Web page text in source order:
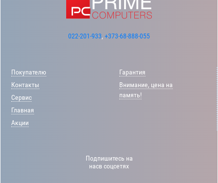
022-201-933, +373-68-888-055
Покупателю
Контакты
Сервис
Главная
Акции
Гарантия
Внимание, цена на
память!
Подпишитесь на
насв соцсетях